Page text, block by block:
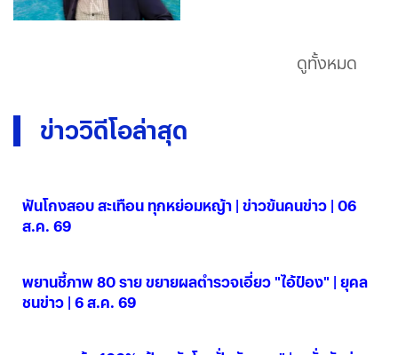
ดูทั้งหมด
ข่าววิดีโอล่าสุด
ฟันโกงสอบ สะเทือน ทุกหย่อมหญ้า | ข่าวข้นคนข่าว | 06
ส.ค. 69
พยานชี้ภาพ 80 ราย ขยายผลตำรวจเอี่ยว "ไอ้ป๋อง" | ยุคล
ชนข่าว | 6 ส.ค. 69